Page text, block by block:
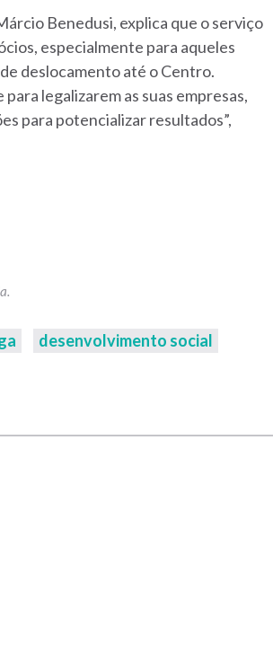
Benedusi, explica que o serviço
especialmente para aqueles
deslocamento até o Centro.
legalizarem as suas empresas,
para potencializar resultados”,
desenvolvimento social